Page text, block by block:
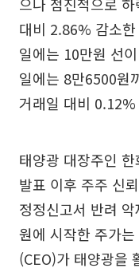
으나 점진적으로
대비 2.86% 감소
일에는 10만원 선
일에는 8만6500원
거래일 대비
태양광 대장주인
발표 이후 주주 신
정정신고서 반려
원에 시작한 주가
(CEO)가 태양광을